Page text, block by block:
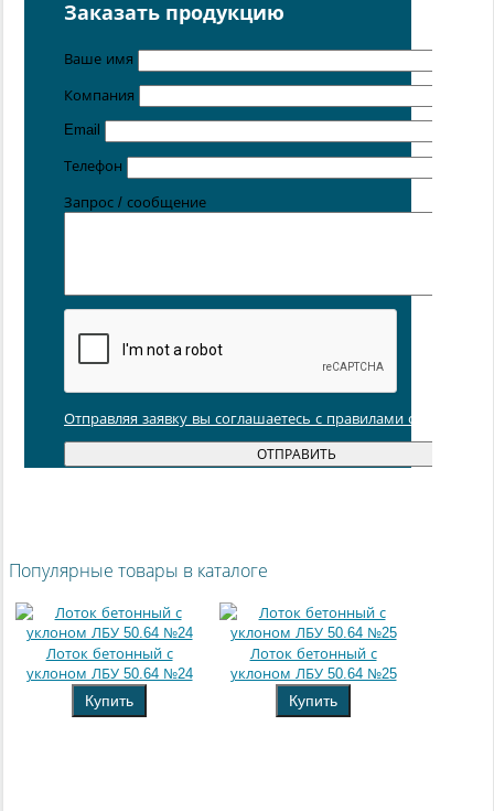
заказчика
Поставка осуществляется с производственных площадок,
расположенных в
Хабаровске,Ростове-на-Дону,Екатеринбурге,
Симферополе, Новосибирске.
Заказать продукцию
Ваше имя
Компания
Email
Телефон
Запрос / сообщение
Отправляя заявку вы соглашаетесь с правилами обработки
Популярные товары в каталоге
Лоток бетонный с
уклоном ЛБУ 50.64 №24
Купить
Лоток бетонный с
уклоном ЛБУ 50.64 №25
Купить